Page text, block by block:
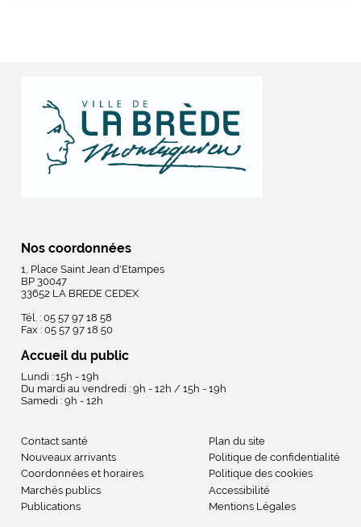
Nos coordonnées
1, Place Saint Jean d'Etampes
BP 30047
33652 LA BREDE CEDEX
Tél. : 05 57 97 18 58
Fax : 05 57 97 18 50
Accueil du public
Lundi : 15h - 19h
Du mardi au vendredi : 9h - 12h / 15h - 19h
Samedi : 9h - 12h
Contact santé
Nouveaux arrivants
Coordonnées et horaires
Marchés publics
Publications
Plan du site
Politique de confidentialité
Politique des cookies
Accessibilité
Mentions Légales